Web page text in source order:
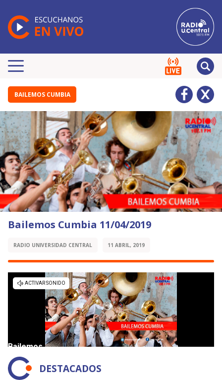
BAILEMOS CUMBIA
Bailemos Cumbia 11/04/2019
RADIO UNIVERSIDAD CENTRAL 11 ABRIL, 2019
DESTACADOS